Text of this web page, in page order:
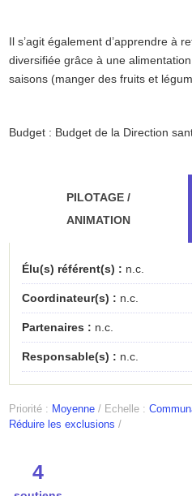
Il s’agit également d’apprendre à
diversifiée grâce à une
saisons (manger des fruits et
Budget : Budget de la Direction
PILOTAGE /
ANIMATION
Élu(s) référent(s) : n.c.
Coordinateur(s) : n.c.
Partenaires : n.c.
Responsable(s) : n.c.
Priorité : Moyenne / Echelle :
Réduire les exclusions /
4